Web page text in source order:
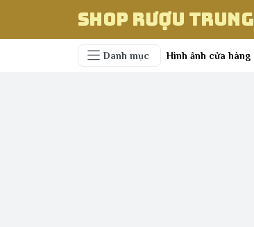
Shop Rượu Trung
Danh mục Hình ảnh cửa hàng